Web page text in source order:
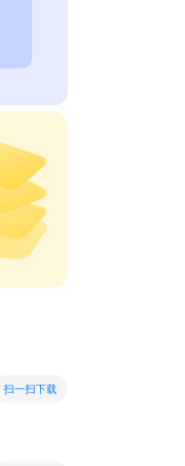
扫一扫下载